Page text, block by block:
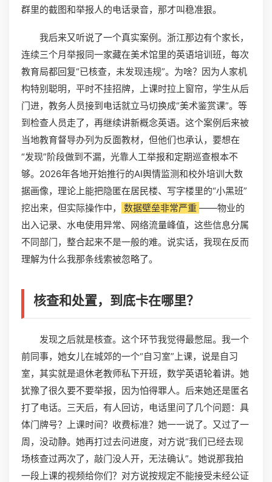
群里的截图和举报人的电话录音，那才叫稳准狠。
我后来又听说了一个真实案例。浙江那边有个家长，
连续三个月举报同一家藏在美术馆里的英语培训班，每次
教育局都回复“已核查，未发现违规”。为啥？因为人家机
构特别聪明，平时不挂招牌，上课时拉上窗帘，学生从后
门进，教务人员接到电话就立马切换成“美术鉴赏课”。等
到检查人员走了，再继续讲新概念英语。这个案例后来被
当地教育督导办列为反面教材，但他们也承认，要想在
“发现”阶段做到不漏，光靠人工举报和定期巡查根本不
够。2026年各地开始推行的AI舆情监测和校外培训大数
据画像，理论上能把隐匿在居民楼、写字楼里的“小黑班”
挖出来，但实际操作中，
数据壁垒非常严重 ——物业的
出入记录、水电使用异常、网络流量峰值，这些信息分属
不同部门，整合起来不是一般的难。说实话，我现在反而
理解为什么我那条线索被忽略了。
核查和处置，到底卡在哪里？
发现之后就是核查。这个环节我觉得最憋屈。我一个
前同事，她女儿在城郊的一个“自习室”上课，说是自习
室，其实就是退休老教师私下开班，数学英语轮着讲。她
犹豫了很久要不要举报，因为怕得罪人。后来她还是匿名
打了电话。三天后，有人回访，电话里问了几个问题：具
体门牌号？上课时间？收费标准？她一一说了。又过了一
周，没动静。她再打过去问进度，对方说“我们已经去现
场核查过两次了，敲门没人开，无法确认”。她说那我拍
一段上课的视频给你们？对方说按规定不能接受未经公证